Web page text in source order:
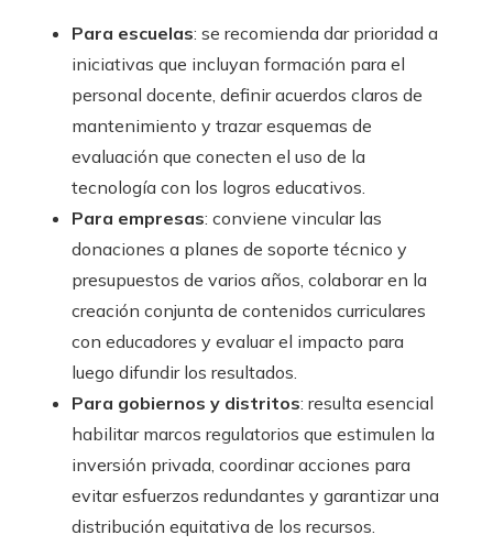
Para escuelas: se recomienda dar prioridad a
iniciativas que incluyan formación para el
personal docente, definir acuerdos claros de
mantenimiento y trazar esquemas de
evaluación que conecten el uso de la
tecnología con los logros educativos.
Para empresas: conviene vincular las
donaciones a planes de soporte técnico y
presupuestos de varios años, colaborar en la
creación conjunta de contenidos curriculares
con educadores y evaluar el impacto para
luego difundir los resultados.
Para gobiernos y distritos: resulta esencial
habilitar marcos regulatorios que estimulen la
inversión privada, coordinar acciones para
evitar esfuerzos redundantes y garantizar una
distribución equitativa de los recursos.